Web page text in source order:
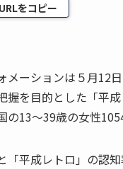
URLをコピー
メーションは５月12
握を目的とした「平
の13～39歳の女性
「平成レトロ」の認